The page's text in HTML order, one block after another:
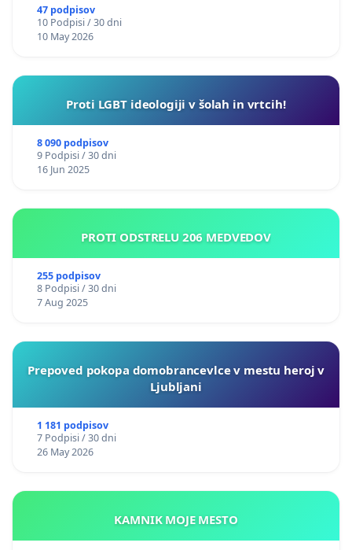
47 podpisov
10 Podpisi / 30 dni
10 May 2026
Proti LGBT ideologiji v šolah in vrtcih!
8 090 podpisov
9 Podpisi / 30 dni
16 Jun 2025
PROTI ODSTRELU 206 MEDVEDOV
255 podpisov
8 Podpisi / 30 dni
7 Aug 2025
Prepoved pokopa domobrancevlce v mestu heroj v
Ljubljani
1 181 podpisov
7 Podpisi / 30 dni
26 May 2026
KAMNIK MOJE MESTO